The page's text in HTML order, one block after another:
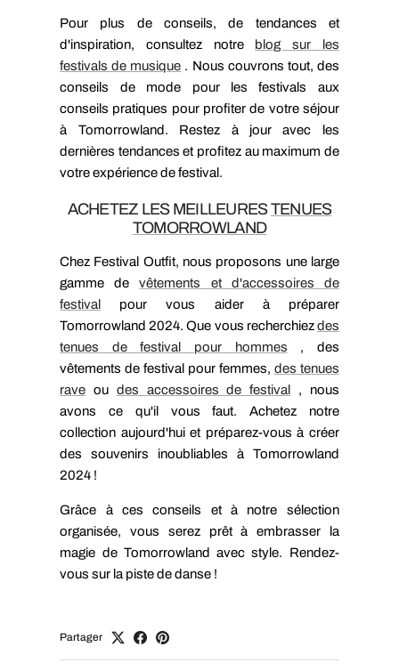
Pour plus de conseils, de tendances et
d'inspiration, consultez notre blog sur les
festivals de musique . Nous couvrons tout, des
conseils de mode pour les festivals aux
conseils pratiques pour profiter de votre séjour
à Tomorrowland. Restez à jour avec les
dernières tendances et profitez au maximum de
votre expérience de festival.
ACHETEZ LES MEILLEURESTENUES
TOMORROWLAND
Chez Festival Outfit, nous proposons une large
gamme devêtements et d'accessoires de
festival pour vous aider à préparer
Tomorrowland 2024. Que vous recherchiezdes
tenues de festival pour hommes , des
vêtements de festival pour femmes, des tenues
rave ou des accessoires de festival , nous
avons ce qu'il vous faut. Achetez notre
collection aujourd'hui et préparez-vous à créer
des souvenirs inoubliables à Tomorrowland
2024 !
Grâce à ces conseils et à notre sélection
organisée, vous serez prêt à embrasser la
magie de Tomorrowland avec style. Rendez-
vous sur la piste de danse !
Partager